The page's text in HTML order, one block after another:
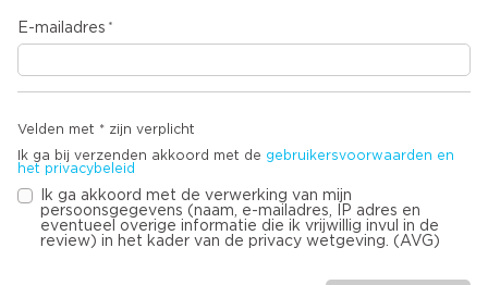
E-mailadres
Velden met * zijn verplicht
Ik ga bij verzenden akkoord met de gebruikersvoorwaarden en
het privacybeleid
Ik ga akkoord met de verwerking van mijn
persoonsgegevens (naam, e-mailadres, IP adres en
eventueel overige informatie die ik vrijwillig invul in de
review) in het kader van de privacy wetgeving. (AVG)